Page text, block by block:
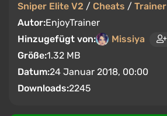
Sniper Elite V2 / Cheats / Trainer
Autor:EnjoyTrainer
Hinzugefügt von:
Missiya
Größe:1.32 MB
Datum:24 Januar 2018, 00:00
Downloads:2245